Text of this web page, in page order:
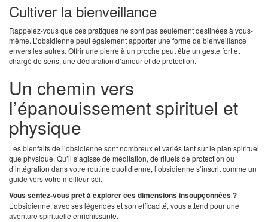
Cultiver la bienveillance
Rappelez-vous que ces pratiques ne sont pas seulement destinées à vous-
même. L’obsidienne peut également apporter une forme de bienveillance
envers les autres. Offrir une pierre à un proche peut être un geste fort et
chargé de sens, une déclaration d’amour et de protection.
Un chemin vers
l’épanouissement spirituel et
physique
Les bienfaits de l’obsidienne sont nombreux et variés tant sur le plan spirituel
que physique. Qu’il s’agisse de méditation, de rituels de protection ou
d’intégration dans votre routine quotidienne, l’obsidienne s’inscrit comme un
guide vers votre meilleur soi.
Vous sentez-vous prêt à explorer ces dimensions insoupçonnées ?
L’obsidienne, avec ses légendes et son efficacité, vous attend pour une
aventure spirituelle enrichissante.